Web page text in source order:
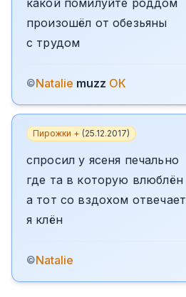
какой помилуйте роддом
произошёл от обезьяны
с трудом
©Natalie muzz ОК
Пирожки + (25.12.2017)
спросил у ясеня печально
где та в которую влюблён
а тот со вздохом отвечает
я клён
©Natalie